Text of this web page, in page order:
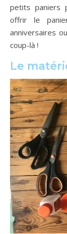
petits paniers
offrir le
anniversaires
coup-là !
Le